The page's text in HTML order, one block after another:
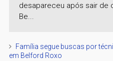
desapareceu após sair de
Be...
Família segue buscas por
em Belford Roxo